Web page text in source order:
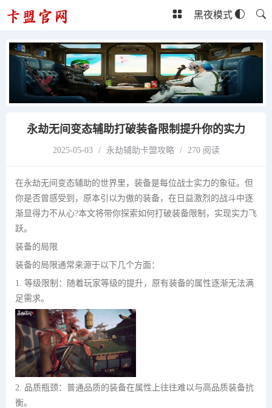
黑夜模式
永劫无间变态辅助打破装备限制提升你的实力
2025-05-03 / 永劫辅助卡盟攻略 / 270 阅读
在永劫无间变态辅助的世界里，装备是每位战士实力的象征。但
你是否曾感受到，原本引以为傲的装备，在日益激烈的战斗中逐
渐显得力不从心?本文将带你探索如何打破装备限制，实现实力飞
跃。
装备的局限
装备的局限通常来源于以下几个方面：
1. 等级限制：随着玩家等级的提升，原有装备的属性逐渐无法满
足需求。
2. 品质瓶颈：普通品质的装备在属性上往往难以与高品质装备抗
衡。